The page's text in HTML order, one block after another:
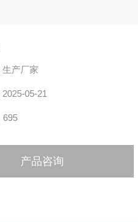
生产厂家
2025-05-21
695
产品咨询